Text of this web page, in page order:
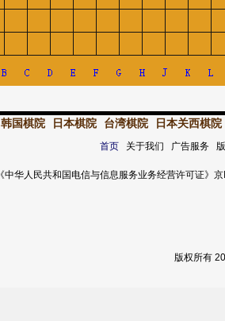
韩国棋院 日本棋院 台湾棋院 日本关西棋院
首页关于我们 广告服务
《中华人民共和国电信与信息服务业务经营许可证
版权所有